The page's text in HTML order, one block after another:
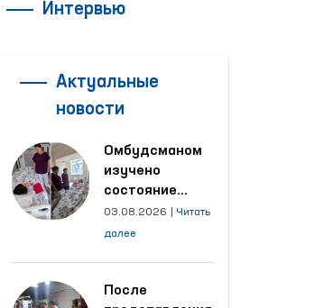
Интервью
Актуальные
новости
Омбудсманом
изучено
состояние
женщины,
пострадавшей от
области
03.08.2026
Читать
далее
После